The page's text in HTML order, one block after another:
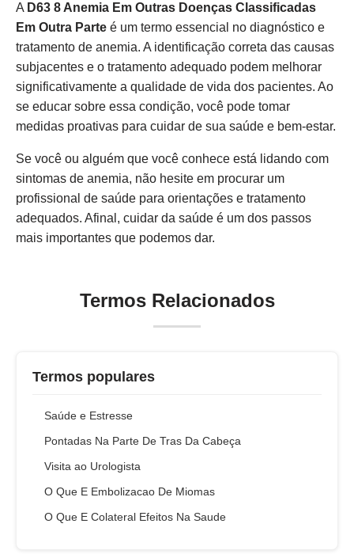
A D63 8 Anemia Em Outras Doenças Classificadas
Em Outra Parte é um termo essencial no diagnóstico e
tratamento de anemia. A identificação correta das causas
subjacentes e o tratamento adequado podem melhorar
significativamente a qualidade de vida dos pacientes. Ao
se educar sobre essa condição, você pode tomar
medidas proativas para cuidar de sua saúde e bem-estar.
Se você ou alguém que você conhece está lidando com
sintomas de anemia, não hesite em procurar um
profissional de saúde para orientações e tratamento
adequados. Afinal, cuidar da saúde é um dos passos
mais importantes que podemos dar.
Termos Relacionados
Termos populares
Saúde e Estresse
Pontadas Na Parte De Tras Da Cabeça
Visita ao Urologista
O Que E Embolizacao De Miomas
O Que E Colateral Efeitos Na Saude